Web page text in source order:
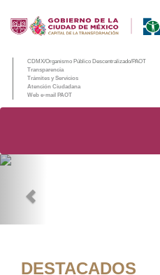
CDMX/Organismo Público Descentralizado/PAOT
Transparencia
Trámites y Servicios
Atención Ciudadana
Web e-mail PAOT
DESTACADOS